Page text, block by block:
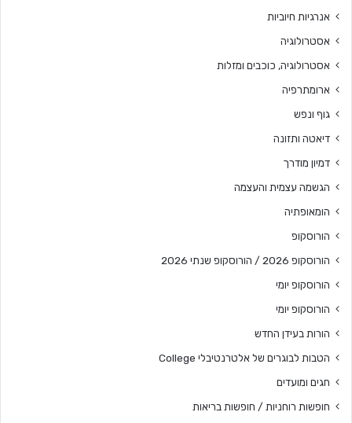
אנרגיות חיוביות
אסטרולוגיה
אסטרולוגיה, כוכבים ומזלות
ארומתרפיה
גוף ונפש
דיאטה ותזונה
דמיון מודרך
הגשמה עצמית והעצמה
הומאופתיה
הורוסקופ
הורוסקופ 2026 / הורוסקופ שנתי 2026
הורוסקופ יומי
הורוסקופ יומי
הורות בעידן החדש
הטבות לבוגרים של אלטרנטיבלי College
חגים ומועדים
חופשות רוחניות / חופשות בריאות